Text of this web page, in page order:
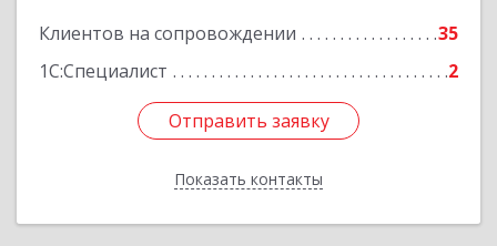
Клиентов на сопровождении
35
1С:Специалист
2
Отправить заявку
Показать контакты
Отправить заявку
Назад